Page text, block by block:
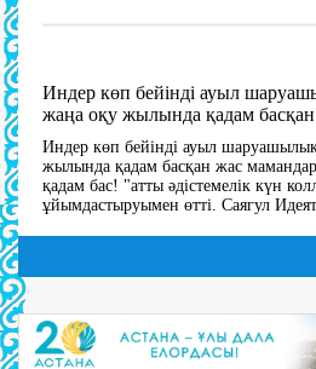
жаңа оқу жылында қадам басқан
жылында қадам басқан жас
қадам бас! "атты әдістемелік күн
ұйымдастыруымен өтті. Саягул
10 мая В 2024 году создана
состава Государственной